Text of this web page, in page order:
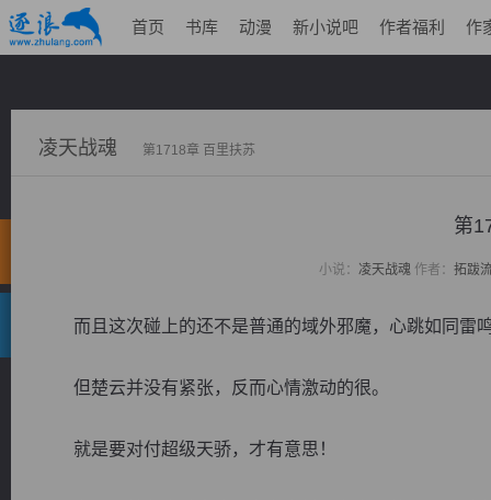
首页 书库 动漫 新小说吧 作者福利 作
凌天战魂 第1718章 百里扶苏
第
小说： 凌天战魂作者： 拓跋
而且这次碰上的还不是普通的域外邪魔，心跳如同雷
但楚云并没有紧张，反而心情激动的很。
就是要对付超级天骄，才有意思！